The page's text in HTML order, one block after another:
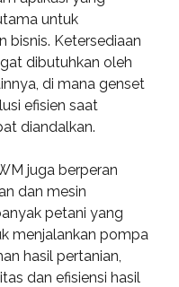
untuk
bisnis. Ketersediaan
dibutuhkan oleh
di mana genset
efisien saat
diandalkan.
juga berperan
dan mesin
petani yang
menjalankan pompa
hasil pertanian,
dan efisiensi hasil